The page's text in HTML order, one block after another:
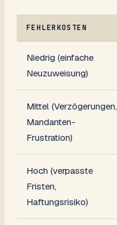
FEHLERKOSTEN
Niedrig (einfache
Neuzuweisung)
Mittel (Verzögerungen,
Mandanten-
Frustration)
Hoch (verpasste
Fristen,
Haftungsrisiko)